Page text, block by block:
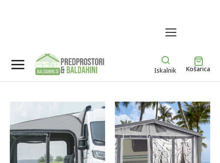
Iskalnik Košarica